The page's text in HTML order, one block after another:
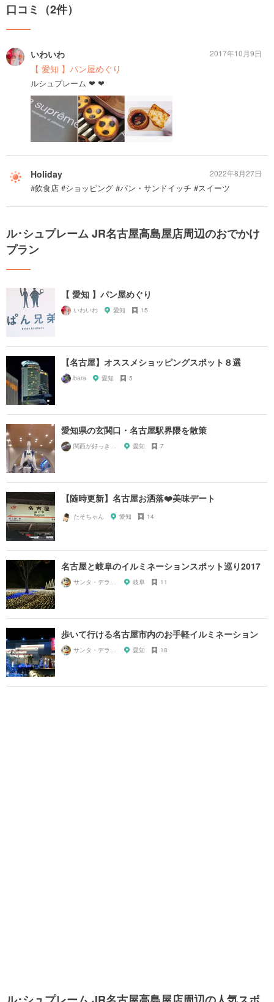
口コミ（2件）
いわいわ
【 愛知 】パン屋めぐり
ルシュプレーム ❤︎ ❤︎
2017年10月9日
Holiday
#飲食店 #ショッピング #パン・サンドイッチ #スイーツ
2022年8月27日
ル･シュプレーム JR名古屋高島屋店周辺のおでかけ
プラン
【 愛知 】パン屋めぐり
いわいわ 愛知 15
【名古屋】オススメショッピングスポット８選
bara 愛知 5
愛知県の玄関口・名古屋駅界隈を散策
関西が好っきゃねん 愛知 7
【随時更新】名古屋お洒落❤️美味デート
たそちゃん 愛知 14
名古屋と岐阜のイルミネーションスポット巡り2017
サンタ・デラックス 岐阜 11
歩いて行ける名古屋市内のお手軽イルミネーション
サンタ・デラックス 愛知 18